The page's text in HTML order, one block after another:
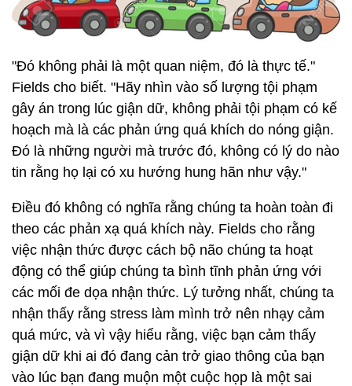
"Đó không phải là một quan niệm, đó là thực tế."
Fields cho biết. "Hãy nhìn vào số lượng tội phạm
gây án trong lúc giận dữ, không phải tội phạm có kế
hoạch mà là các phản ứng quá khích do nóng giận.
Đó là những người mà trước đó, không có lý do nào
tin rằng họ lại có xu hướng hung hãn như vậy."
Điều đó không có nghĩa rằng chúng ta hoàn toàn đi
theo các phản xạ quá khích này. Fields cho rằng
việc nhận thức được cách bộ não chúng ta hoạt
động có thể giúp chúng ta bình tĩnh phản ứng với
các mối đe dọa nhận thức. Lý tưởng nhất, chúng ta
nhận thấy rằng stress làm mình trở nên nhạy cảm
quá mức, và vì vậy hiểu rằng, việc bạn cảm thấy
giận dữ khi ai đó đang cản trở giao thông của bạn
vào lúc bạn đang muộn một cuộc họp là một sai